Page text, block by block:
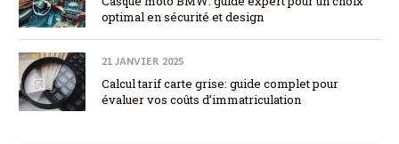
optimal en sécurité et design
21 JANVIER 2025
Calcul tarif carte grise: guide complet pour
évaluer vos coûts d’immatriculation